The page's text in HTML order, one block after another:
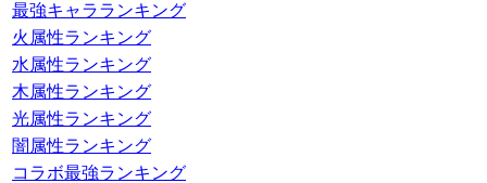
最強キャラランキング
火属性ランキング
水属性ランキング
木属性ランキング
光属性ランキング
闇属性ランキング
コラボ最強ランキング